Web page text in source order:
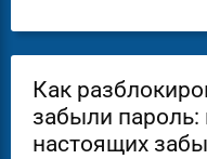
Как
забыли
настоящих